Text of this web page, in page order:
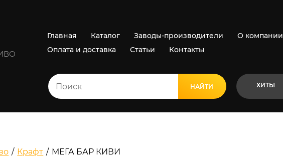
Главная Каталог Заводы-производители
О компании
Оплата и доставка
Статьи Контакты
НАЙТИ
ВСЕ РЕЗУЛЬТАТЫ
ХИТЫ
/ Крафт / МЕГА БАР КИВИ